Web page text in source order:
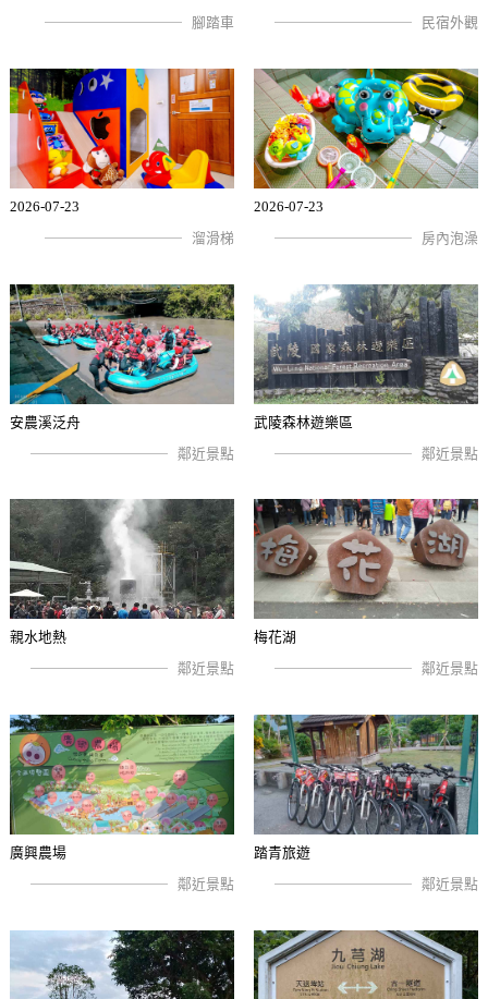
腳踏車 民宿外觀
2026-07-23
溜滑梯
2026-07-23
房內泡澡
安農溪泛舟
鄰近景點
武陵森林遊樂區
鄰近景點
親水地熱
鄰近景點
梅花湖
鄰近景點
廣興農場
鄰近景點
踏青旅遊
鄰近景點